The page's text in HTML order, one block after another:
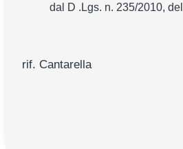
dal D .Lgs. n. 235/2010,
rif. Cantarella